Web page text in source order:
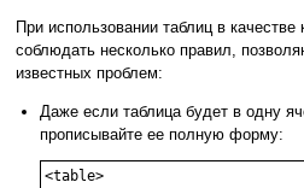
При использовании таблиц в качестве
соблюдать несколько правил,
известных проблем:
Даже если таблица будет в одну
прописывайте ее полную форму:
<table>